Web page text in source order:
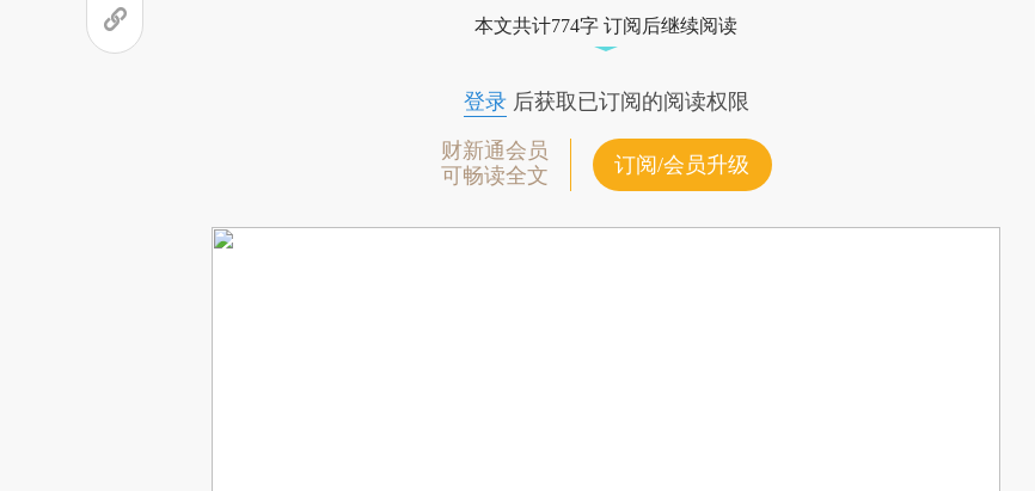
本文共计774字 订阅后继续阅读
登录后获取已订阅的阅读权限
财新通会员
可畅读全文
订阅/会员升级